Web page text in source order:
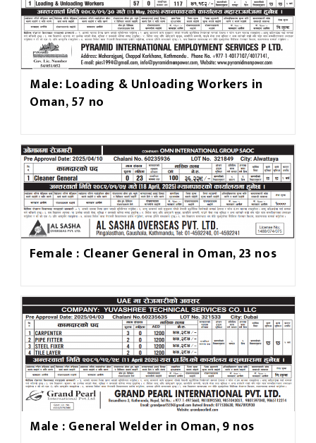
Male: Loading & Unloading Workers in
Oman, 57 no
Female : Cleaner General in Oman, 23 nos
Male : General Welder in Oman, 9 nos